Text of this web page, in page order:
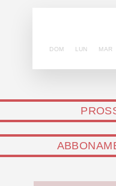
DOM LUN MAR